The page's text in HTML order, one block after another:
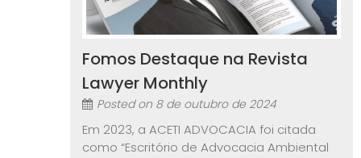
Fomos Destaque na Revista
Lawyer Monthly
Posted on 8 de outubro de 2024
Em 2023, a ACETI ADVOCACIA foi citada
como “Escritório de Advocacia Ambiental